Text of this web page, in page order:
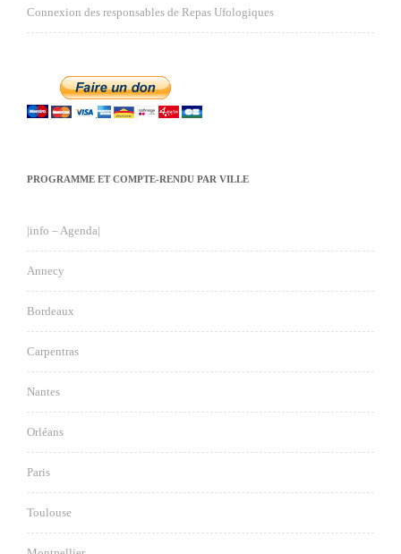
Connexion des responsables de Repas Ufologiques
PROGRAMME ET COMPTE-RENDU PAR VILLE
|info – Agenda|
Annecy
Bordeaux
Carpentras
Nantes
Orléans
Paris
Toulouse